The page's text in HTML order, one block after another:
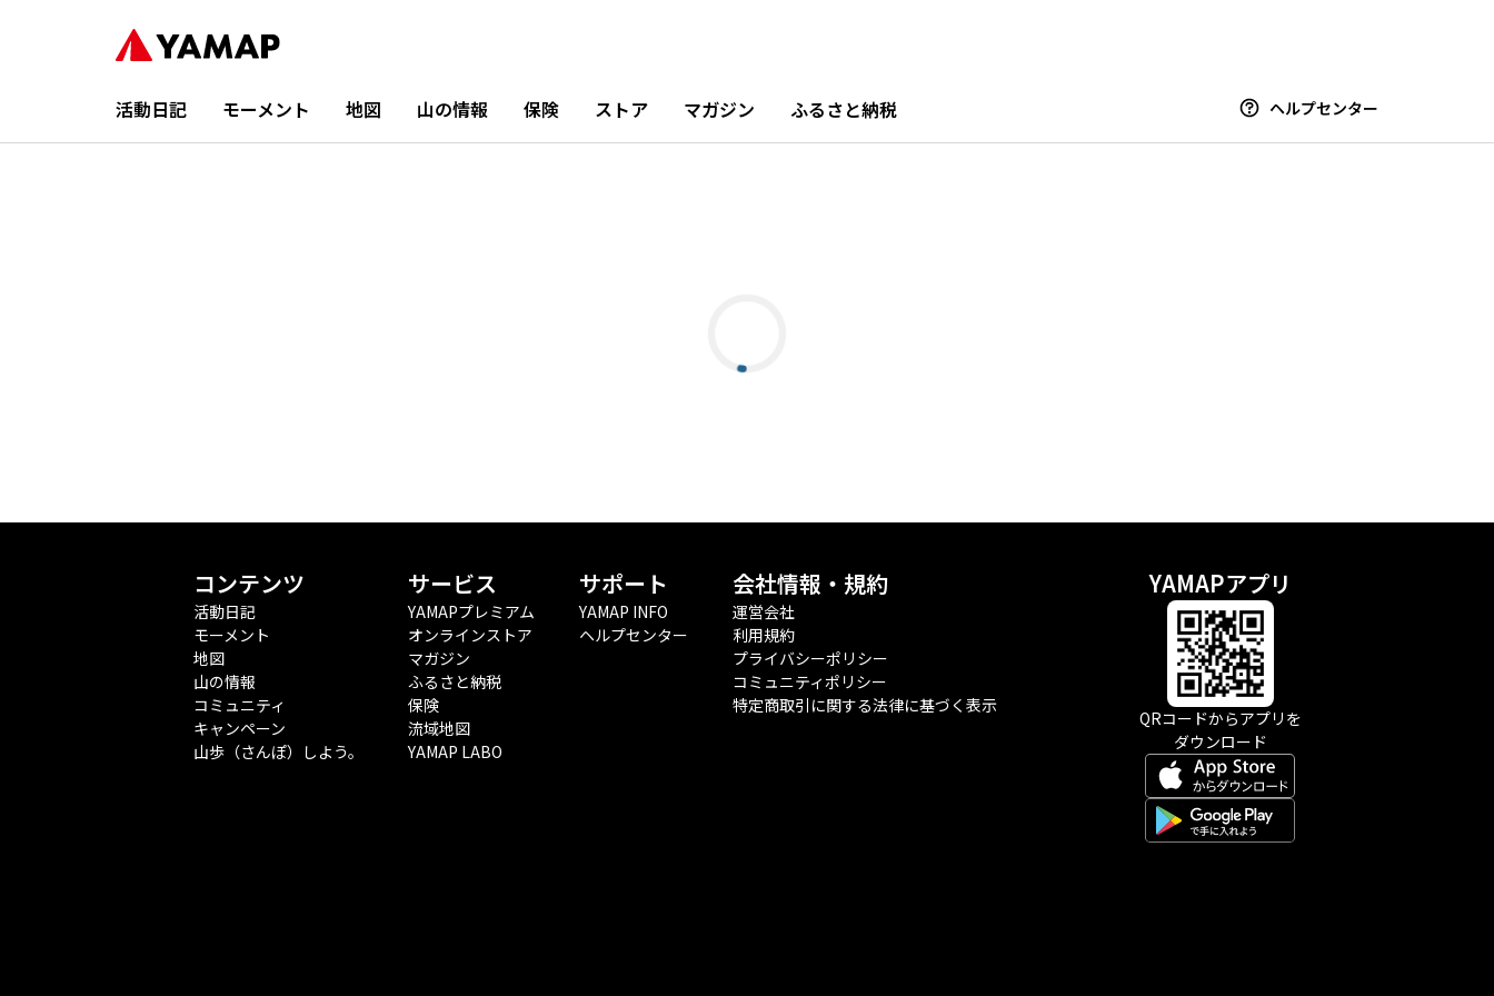
活動日記 モーメント 地図 山の情報 保険 ストア マガジン ふるさと納税 ヘルプセンター
コンテンツ
活動日記
モーメント
地図
山の情報
コミュニティ
キャンペーン
山歩（さんぽ）しよう。
サービス
YAMAPプレミアム
オンラインストア
マガジン
ふるさと納税
保険
流域地図
YAMAP LABO
サポート
YAMAP INFO
ヘルプセンター
会社情報・規約
運営会社
利用規約
プライバシーポリシー
コミュニティポリシー
特定商取引に関する法律に基づく表示
YAMAPアプリ
QRコードからアプリを
ダウンロード